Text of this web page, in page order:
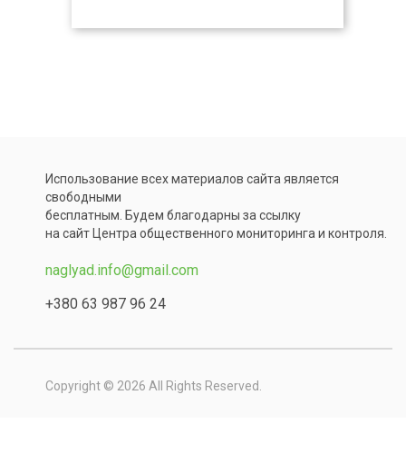
Использование всех материалов сайта является
свободными
бесплатным. Будем благодарны за ссылку
на сайт Центра общественного мониторинга и контроля.
naglyad.info@gmail.com
+380 63 987 96 24
Copyright © 2026 All Rights Reserved.